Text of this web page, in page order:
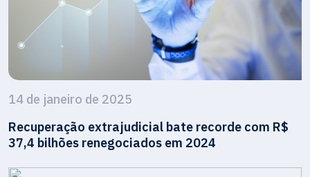
14 de janeiro de 2025
Recuperação extrajudicial bate recorde com R$
37,4 bilhões renegociados em 2024